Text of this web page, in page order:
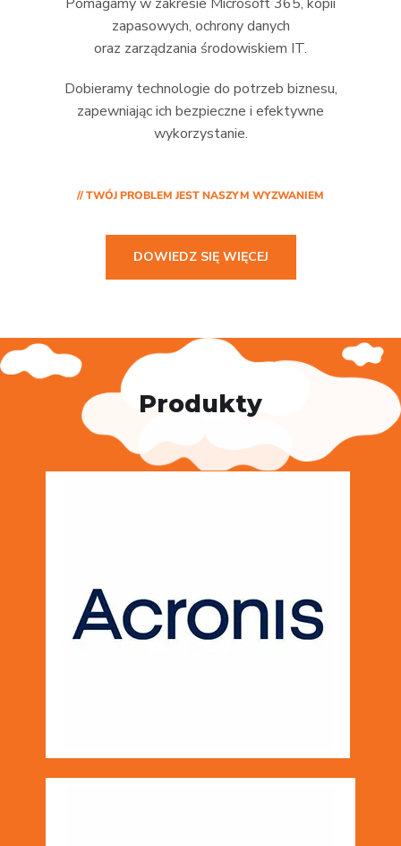
zapasowych, ochrony danych
oraz zarządzania środowiskiem IT.
Dobieramy technologie do potrzeb biznesu,
zapewniając ich bezpieczne i efektywne
wykorzystanie.
// TWÓJ PROBLEM JEST NASZYM WYZWANIEM
DOWIEDZ SIĘ WIĘCEJ
Produkty